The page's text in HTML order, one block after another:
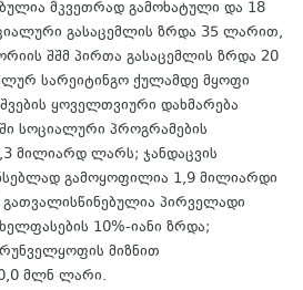
მკვეთრად გამოხატული და 18
გასაცემლის ზრდა 35 ლარით,
შშმ პირთა გასაცემლის ზრდა 20
სარეიტინგო ქულამდე მყოფი
ყოველთვიური დახმარება
სოციალური პროგრამების
მილიარდ ლარს; ჯანდაცვის
გამოყოფილია 1,9 მილიარდი
პირველადი
10%-იანი ზრდა;
მიზნით
მლნ ლარი.